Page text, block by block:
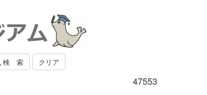
検 索 クリア
47553